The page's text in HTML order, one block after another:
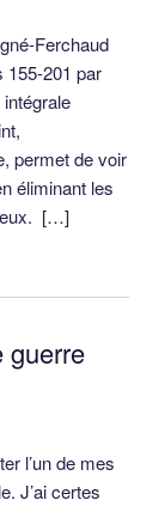
Ferchaud
155-201 par
permet de voir
éliminant les
[…]
guerre
l’un de mes
J’ai certes